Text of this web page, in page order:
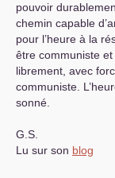
pouvoir
chemin capable
pour l’heure à la
être communiste
librement, avec
communiste.
sonné.
G.S.
Lu sur son blog